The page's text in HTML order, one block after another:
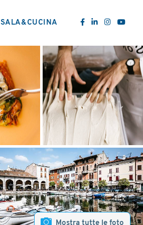
SALA&CUCINA
Mostra tutte le foto